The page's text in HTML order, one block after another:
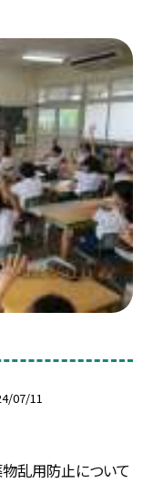
07/11
乱用防止について